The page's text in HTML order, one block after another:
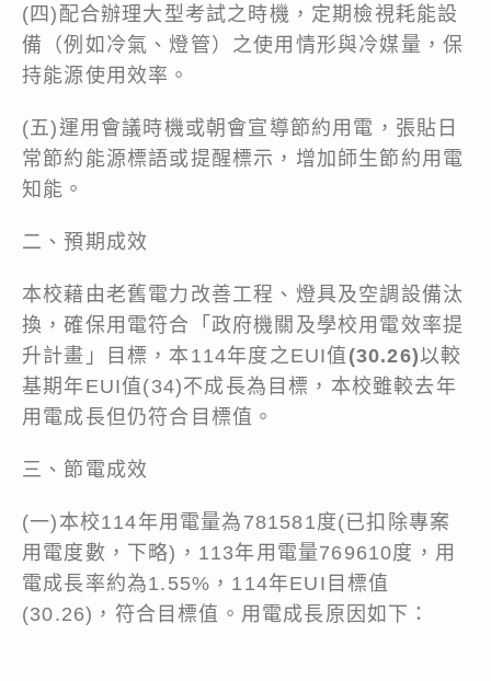
(四)配合辦理大型考試之時機，定期檢視耗能設
備（例如冷氣、燈管）之使用情形與冷媒量，保
持能源使用效率。
(五)運用會議時機或朝會宣導節約用電，張貼日
常節約能源標語或提醒標示，增加師生節約用電
知能。
二、預期成效
本校藉由老舊電力改善工程、燈具及空調設備汰
換，確保用電符合「政府機關及學校用電效率提
升計畫」目標，本114年度之EUI值 (30.26)以較
基期年EUI值(34)不成長為目標，本校雖較去年
用電成長但仍符合目標值。
三、節電成效
(一)本校114年用電量為781581度(已扣除專案
用電度數，下略)，113年用電量769610度，用
電成長率約為1.55%，114年EUI目標值
(30.26)，符合目標值。用電成長原因如下：